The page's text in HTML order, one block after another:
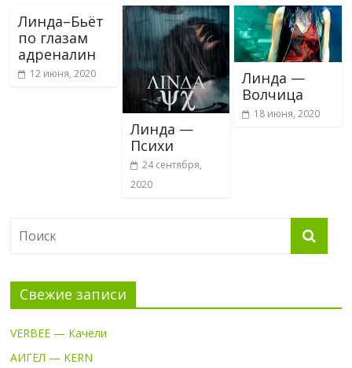
Линда–Бьёт
по глазам
адреналин
12 июня, 2020
Линда —
Психи
24 сентября,
2020
Линда —
Волчица
18 июня, 2020
Свежие записи
VERBEE — Качели
АИГЕЛ — KERN